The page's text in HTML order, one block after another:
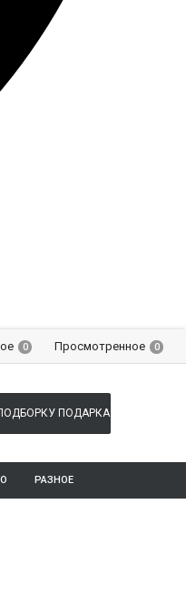
0 Просмотренное 0
ПОДАРКА
РАЗНОЕ